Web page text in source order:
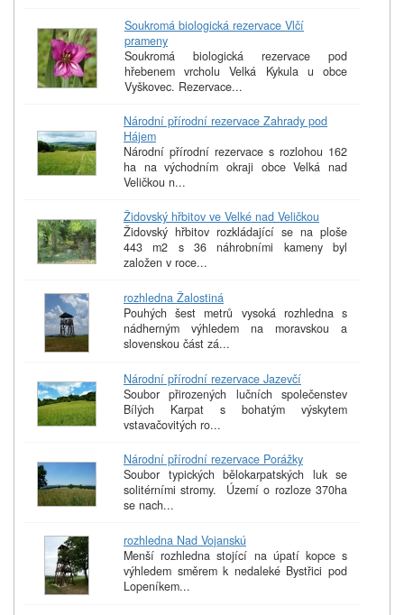
Soukromá biologická rezervace Vlčí
prameny
Soukromá biologická rezervace pod
hřebenem vrcholu Velká Kykula u obce
Vyškovec. Rezervace...
Národní přírodní rezervace Zahrady pod
Hájem
Národní přírodní rezervace s rozlohou 162
ha na východním okraji obce Velká nad
Veličkou n...
Židovský hřbitov ve Velké nad Veličkou
Židovský hřbitov rozkládající se na ploše
443 m2 s 36 náhrobními kameny byl
založen v roce...
rozhledna Žalostiná
Pouhých šest metrů vysoká rozhledna s
nádherným výhledem na moravskou a
slovenskou část zá...
Národní přírodní rezervace Jazevčí
Soubor přirozených lučních společenstev
Bílých Karpat s bohatým výskytem
vstavačovitých ro...
Národní přírodní rezervace Porážky
Soubor typických bělokarpatských luk se
solitérními stromy. Území o rozloze 370ha
se nach...
rozhledna Nad Vojanskú
Menší rozhledna stojící na úpatí kopce s
výhledem směrem k nedaleké Bystřici pod
Lopeníkem...